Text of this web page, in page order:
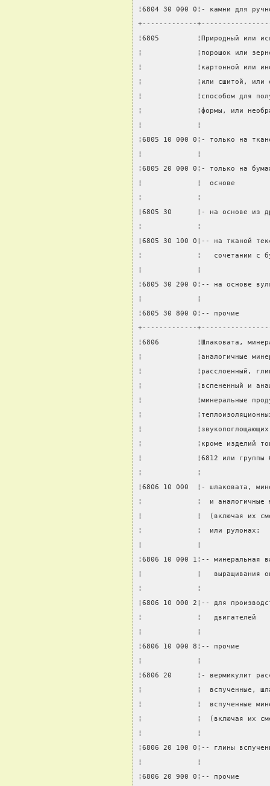
¦6804 30 000 0¦- камни для
+-------------
¦6805         ¦Природный или
¦             ¦порошок или
¦             ¦картонной или
¦             ¦или сшитой, или
¦             ¦способом для
¦             ¦формы, или
¦             ¦
¦6805 10 000 0¦- только на
¦             ¦
¦6805 20 000 0¦- только на
¦             ¦  основе
¦             ¦
¦6805 30      ¦- на основе
¦             ¦
¦6805 30 100 0¦-- на тканой
¦             ¦   сочетании с
¦             ¦
¦6805 30 200 0¦-- на основе
¦             ¦
¦6805 30 800 0¦--
+-------------
¦6806         ¦Шлаковата,
¦             ¦аналогичные
¦             ¦расслоенный,
¦             ¦вспененный и
¦             ¦минеральные
¦
¦
¦             ¦кроме изделий
¦             ¦6812 или
¦             ¦
¦6806 10 000  ¦- шлаковата,
¦             ¦  и
¦             ¦  (включая их
¦             ¦  или
¦             ¦
¦6806 10 000 1¦--
¦             ¦
¦             ¦
¦6806 10 000 2¦-- для
¦             ¦
¦             ¦
¦6806 10 000 8¦--
¦             ¦
¦6806 20      ¦- вермикулит
¦             ¦  вспученные,
¦             ¦  вспученные
¦             ¦  (включая
¦             ¦
¦6806 20 100 0¦-- глины
¦             ¦
¦6806 20 900 0¦--